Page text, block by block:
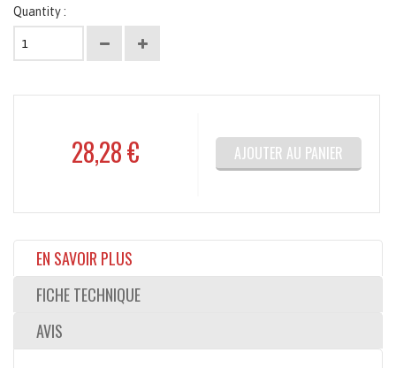
Quantity :
28,28 € AJOUTER AU PANIER
EN SAVOIR PLUS
FICHE TECHNIQUE
AVIS